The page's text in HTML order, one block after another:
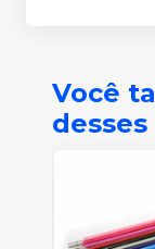
Você
desses